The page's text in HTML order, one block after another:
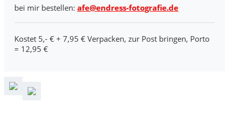
bei mir bestellen: afe@endress-fotografie.de
Kostet 5,- € + 7,95 € Verpacken, zur Post bringen, Porto
= 12,95 €